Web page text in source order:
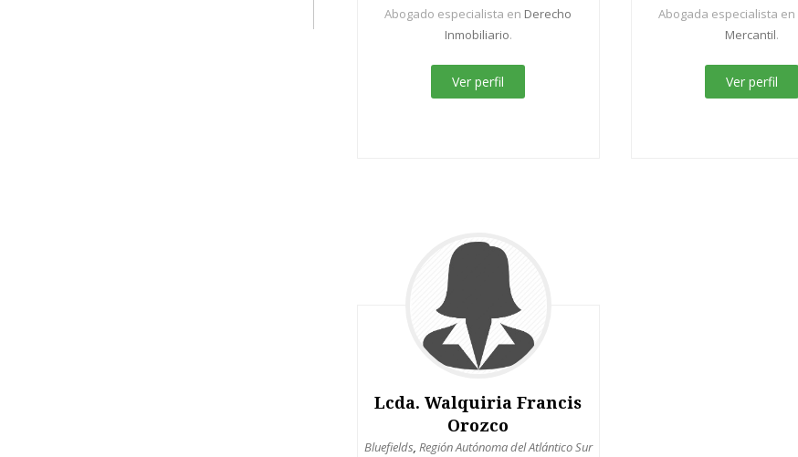
Abogado especialista en Derecho
Inmobiliario.
Ver perfil
Abogada especialista en
Mercantil.
Ver perfil
Lcda. Walquiria Francis
Orozco
Bluefields, Región Autónoma del Atlántico Sur